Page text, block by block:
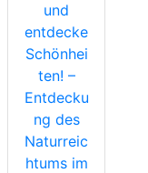
und
entdecke
Schönhei
ten! –
Entdecku
ng des
Naturreic
htums im